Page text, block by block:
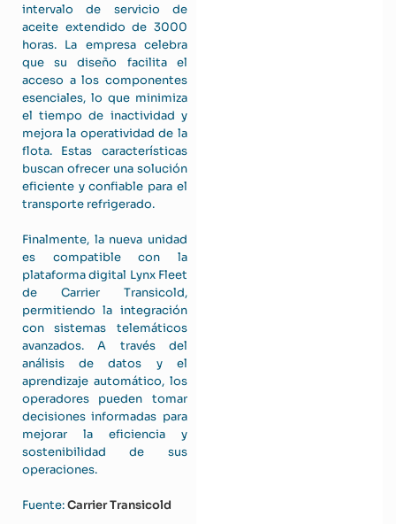
intervalo de servicio de
aceite extendido de 3000
horas. La empresa celebra
que su diseño facilita el
acceso a los componentes
esenciales, lo que minimiza
el tiempo de inactividad y
mejora la operatividad de la
flota. Estas características
buscan ofrecer una solución
eficiente y confiable para el
transporte refrigerado.
Finalmente, la nueva unidad
es compatible con la
plataforma digital Lynx Fleet
de Carrier Transicold,
permitiendo la integración
con sistemas telemáticos
avanzados. A través del
análisis de datos y el
aprendizaje automático, los
operadores pueden tomar
decisiones informadas para
mejorar la eficiencia y
sostenibilidad de sus
operaciones.
Fuente:Carrier Transicold